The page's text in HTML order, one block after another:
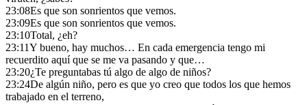
23:08Es que son sonrientos que vemos.
23:09Es que son sonrientos que vemos.
23:10Total, ¿eh?
23:11Y bueno, hay muchos… En cada emergencia tengo mi
recuerdito aquí que se me va pasando y que…
23:20¿Te preguntabas tú algo de algo de niños?
23:24De algún niño, pero es que yo creo que todos los que hemos
trabajado en el terreno,